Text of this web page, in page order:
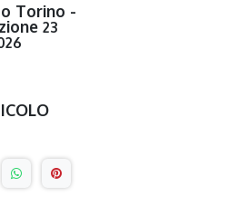
Torino -
23